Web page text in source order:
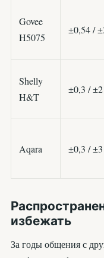
Govee
H5075
±0,54 /
Shelly
H&T
±0,3 / ±2
Aqara ±0,3 / ±3
избежать
За годы общения с